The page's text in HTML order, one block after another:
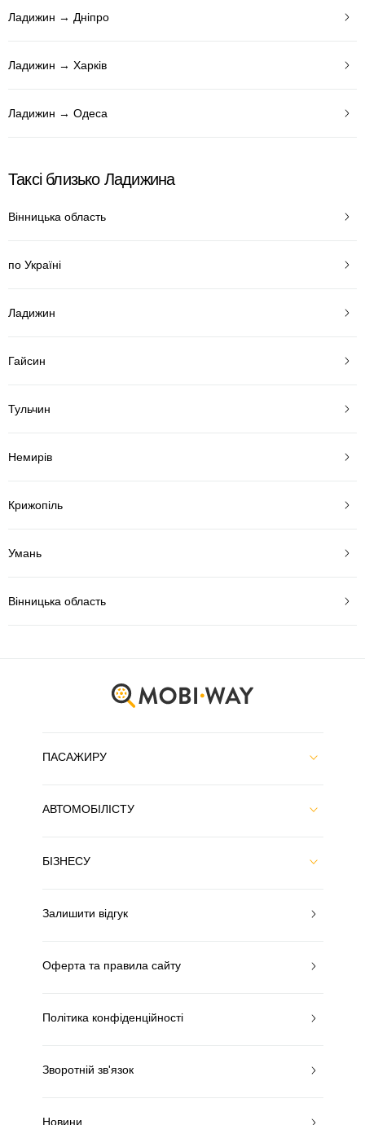
Ладижин → Дніпро
Ладижин → Харків
Ладижин → Одеса
Таксі близько Ладижина
Вінницька область
по Україні
Ладижин
Гайсин
Тульчин
Немирів
Крижопіль
Умань
Вінницька область
ПАСАЖИРУ
АВТОМОБІЛІСТУ
БІЗНЕСУ
Залишити відгук
Оферта та правила сайту
Політика конфіденційності
Зворотній зв'язок
Новини